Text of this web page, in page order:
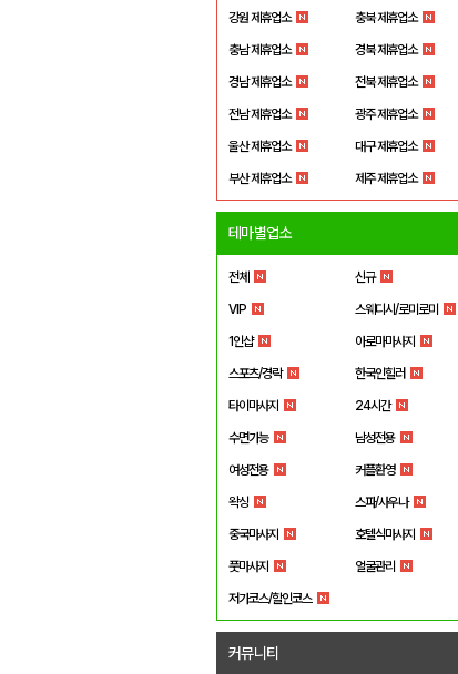
강원 제휴업소 충북 제휴업소
충남 제휴업소 경북 제휴업소
경남 제휴업소 전북 제휴업소
전남 제휴업소 광주 제휴업소
울산 제휴업소 대구 제휴업소
부산 제휴업소 제주 제휴업소
테마별업소
전체 신규
VIP 스웨디시/로미로미
1인샵 아로마마사지
스포츠/경락 한국인힐러
타이마사지 24시간
수면가능 남성전용
여성전용 커플환영
왁싱 스파/사우나
중국마사지 호텔식마사지
풋마사지 얼굴관리
저가코스/할인코스
커뮤니티